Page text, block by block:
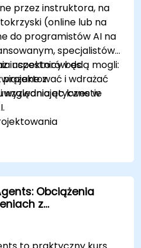
przez instruktora, na
(online lub na
do programistów AI na
specjalistów
inspektorów ds.
i wdrażać
kwestie
uczestnicy będą mogli:
z
wyzwania etyczne w
na ataki, aby
na agenty AI.
z wytycznymi etycznymi
dotyczącymi AI.
Obciążenia
z